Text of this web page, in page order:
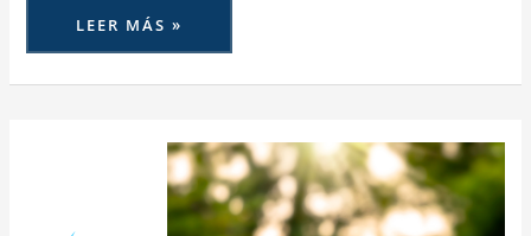
LEER MÁS »
COMUNICACIÓN
INVOLUCRAMIENTO